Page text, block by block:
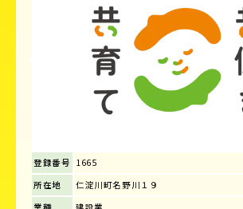
登録番号 1665
所在地
仁淀川町名野川１９